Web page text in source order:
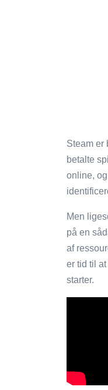
Steam er
betalte
online,
Men
på en
af
er tid til
starter.